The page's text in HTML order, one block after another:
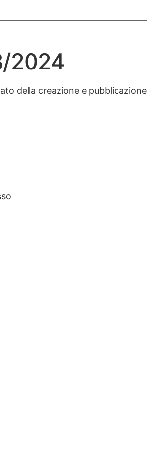
2024
della creazione e